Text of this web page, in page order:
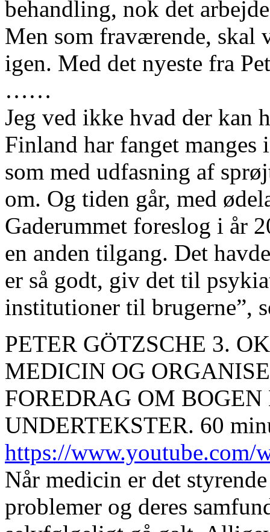
behandling, nok det
Men som fraværende, skal
igen. Med det nyeste fra
……
Jeg ved ikke hvad der kan
Finland har fanget manges
som med udfasning af
om. Og tiden går, med
Gaderummet foreslog i år
en anden tilgang. Det
er så godt, giv det til
institutioner til brugerne”,
PETER GÖTZSCHE 3.
MEDICIN OG
FOREDRAG OM
UNDERTEKSTER. 60
https://
Når medicin er det
problemer og deres